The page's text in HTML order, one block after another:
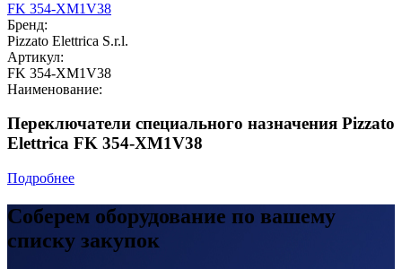
Бренд:
Pizzato Elettrica S.r.l.
Артикул:
FK 354-XM1V38
Наименование:
Переключатели специального назначения Pizzato
Elettrica FK 354-XM1V38
Подробнее
Соберем оборудование по вашему
списку закупок